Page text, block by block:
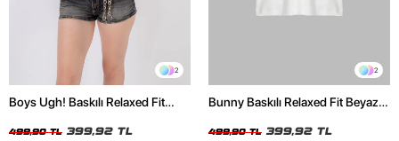
2
Boys Ugh! Baskılı Relaxed Fit
499,90 TL 399,92 TL
2
Bunny Baskılı Relaxed Fit Beyaz
499,90 TL 399,92 TL